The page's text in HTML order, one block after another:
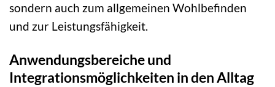
sondern auch zum allgemeinen Wohlbefinden
und zur Leistungsfähigkeit.
Anwendungsbereiche und
Integrationsmöglichkeiten in den Alltag